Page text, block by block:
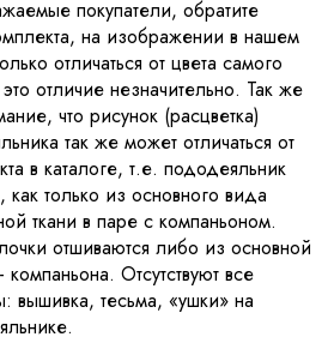
покупатели, обратите
на изображении в нашем
отличаться от цвета самого
отличие незначительно. Так же
что рисунок (расцветка)
так же может отличаться от
в каталоге, т.е. пододеяльник
только из основного вида
ткани в паре с компаньоном.
отшиваются либо из основной
Отсутствуют все
вышивка, тесьма, «ушки» на